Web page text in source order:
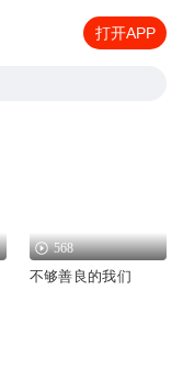
打开APP
568
不够善良的我们